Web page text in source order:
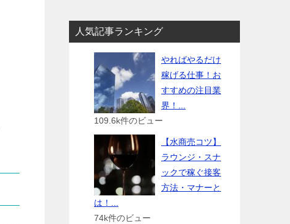
人気記事ランキング
やればやるだけ
稼げる仕事！お
すすめの注目業
界！...
109.6k件のビュー
【水商売コツ】
ラウンジ・スナ
ックで稼ぐ接客
方法・マナーと
は！...
74k件のビュー